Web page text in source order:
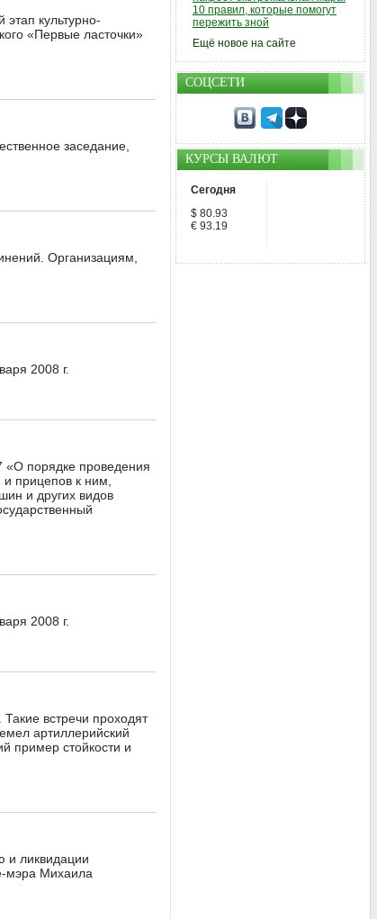
культурно-
«Первые ласточки»
заседание,
Организациям,
2008 г.
«О порядке проведения
прицепов к ним,
и других видов
2008 г.
встречи проходят
артиллерийский
пример стойкости и
и ликвидации
мэра Михаила
10 правил, которые помогут
пережить зной
Ещё новое на сайте
СОЦСЕТИ
КУРСЫ ВАЛЮТ
Сегодня
$ 80.93
€ 93.19